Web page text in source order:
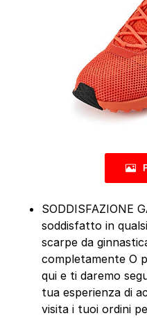
SODDISFAZIONE
soddisfatto in
scarpe da
completamente O
qui e ti daremo
tua esperienza di
visita i tuoi ordini